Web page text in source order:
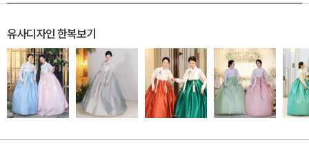
유사디자인 한복보기